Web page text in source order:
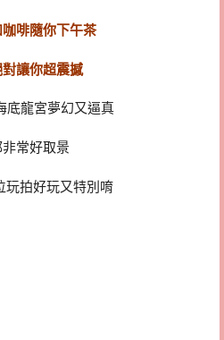
啡隨你下午茶
讓你超震撼
底龍宮夢幻又逼真
常好取景
玩拍好玩又特別唷